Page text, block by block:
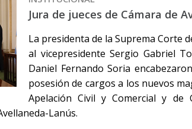
Jura de jueces de Cámara de
La presidenta de la Suprema Corte
al vicepresidente Sergio Gabriel
Daniel Fernando Soria
posesión de cargos a los nuevos
Apelación Civil y Comercial y de
Lanús.